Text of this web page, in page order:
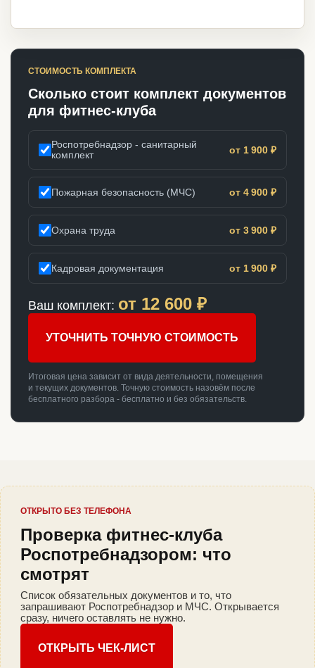
СТОИМОСТЬ КОМПЛЕКТА
Сколько стоит комплект документов
для фитнес-клуба
Роспотребнадзор - санитарный
комплект
от 1 900 ₽
Пожарная безопасность (МЧС) от 4 900 ₽
Охрана труда от 3 900 ₽
Кадровая документация от 1 900 ₽
Ваш комплект: от 12 600 ₽
УТОЧНИТЬ ТОЧНУЮ СТОИМОСТЬ
Итоговая цена зависит от вида деятельности, помещения
и текущих документов. Точную стоимость назовём после
бесплатного разбора - бесплатно и без обязательств.
ОТКРЫТО БЕЗ ТЕЛЕФОНА
Проверка фитнес-клуба
Роспотребнадзором: что
смотрят
Список обязательных документов и то, что
запрашивают Роспотребнадзор и МЧС. Открывается
сразу, ничего оставлять не нужно.
ОТКРЫТЬ ЧЕК-ЛИСТ